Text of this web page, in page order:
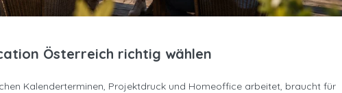
Österreich richtig wählen
Kalenderterminen, Projektdruck und Homeoffice arbeitet, braucht für